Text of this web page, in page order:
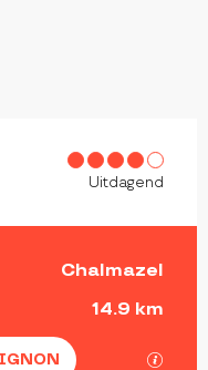
Uitdagend
Chalmazel
14.9 km
Met